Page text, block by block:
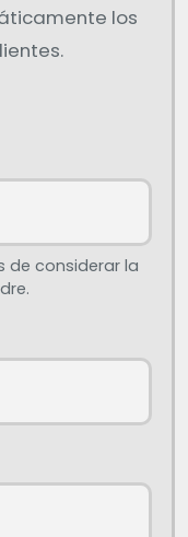
los
de considerar la